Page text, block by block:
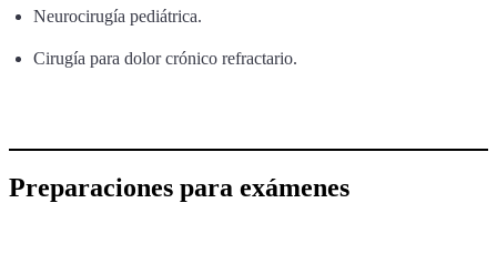
Neurocirugía pediátrica.
Cirugía para dolor crónico refractario.
Preparaciones para exámenes